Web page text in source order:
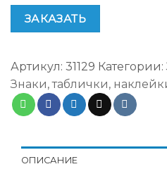
ЗАКАЗАТЬ
Артикул: 31129 Категории:
Знаки, таблички,
ОПИСАНИЕ